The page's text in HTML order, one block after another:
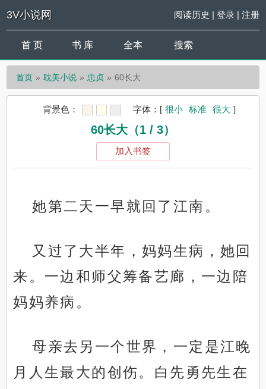
3V小说网 阅读历史 | 登录| 注册
首 页 书 库 全本 搜索
首页 耽美小说 忠贞 60长大
背景色： 字体： [ 很小 标准 很大 ]
60长大（1 / 3）
加入书签
她第二天一早就回了江南。
又过了大半年，妈妈生病，她回
来。一边和师父筹备艺廊，一边陪
妈妈养病。
母亲去另一个世界，一定是江晚
月人生最大的创伤。白先勇先生在